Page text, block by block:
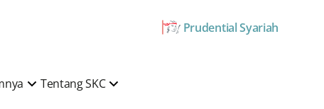
Prudential Syariah
Tentang SKC